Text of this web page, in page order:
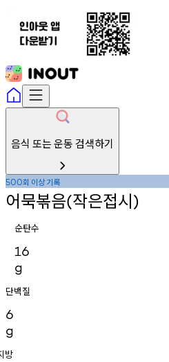
음식 또는 운동 검색하기
500회 이상기록
어묵볶음(작은접시)
순탄수
16
g
단백질
6
g
방